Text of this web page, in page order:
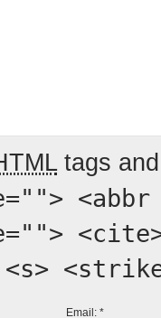
tags
Email:*